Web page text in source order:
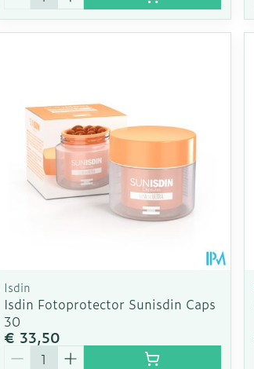
Isdin
Isdin Fotoprotector Sunisdin Caps
30
€ 33,50
Aantal